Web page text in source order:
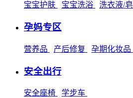
宝宝护肤 宝宝洗浴 洗衣液/皂
孕妈专区
营养品 产后修复 孕期化妆品
安全出行
安全座椅 学步车